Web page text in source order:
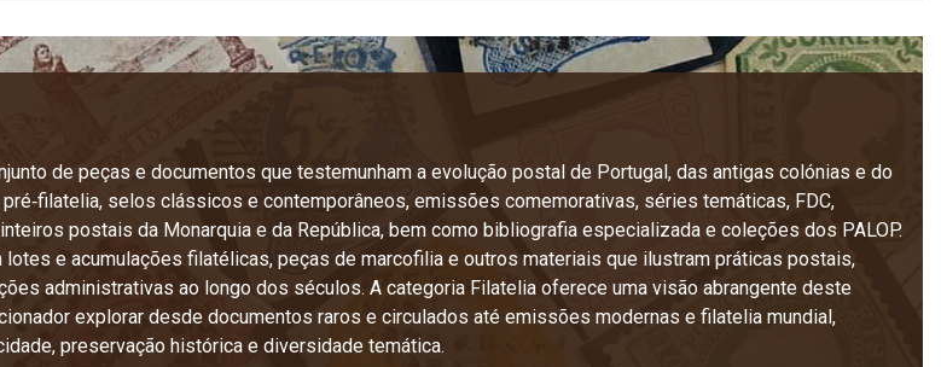
de peças e documentos que testemunham a evolução postal de Portugal, das antigas colónias e do
selos clássicos e contemporâneos, emissões comemorativas, séries temáticas, FDC,
postais da Monarquia e da República, bem como bibliografia especializada e coleções dos PALOP.
lotes e acumulações filatélicas, peças de marcofilia e outros materiais que ilustram práticas postais,
administrativas ao longo dos séculos. A categoria Filatelia oferece uma visão abrangente deste
explorar desde documentos raros e circulados até emissões modernas e filatelia mundial,
preservação histórica e diversidade temática.